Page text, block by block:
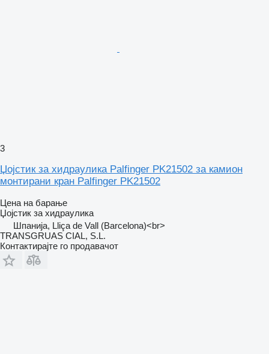
3
Џојстик за хидраулика Palfinger PK21502 за камион
монтирани кран Palfinger PK21502
Цена на барање
Џојстик за хидраулика
Шпанија, Lliça de Vall (Barcelona)<br>
TRANSGRUAS CIAL, S.L.
Контактирајте го продавачот